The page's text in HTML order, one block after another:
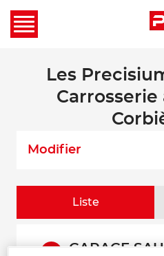
Les
Carrosserie
Modifier
Liste
GARAGE